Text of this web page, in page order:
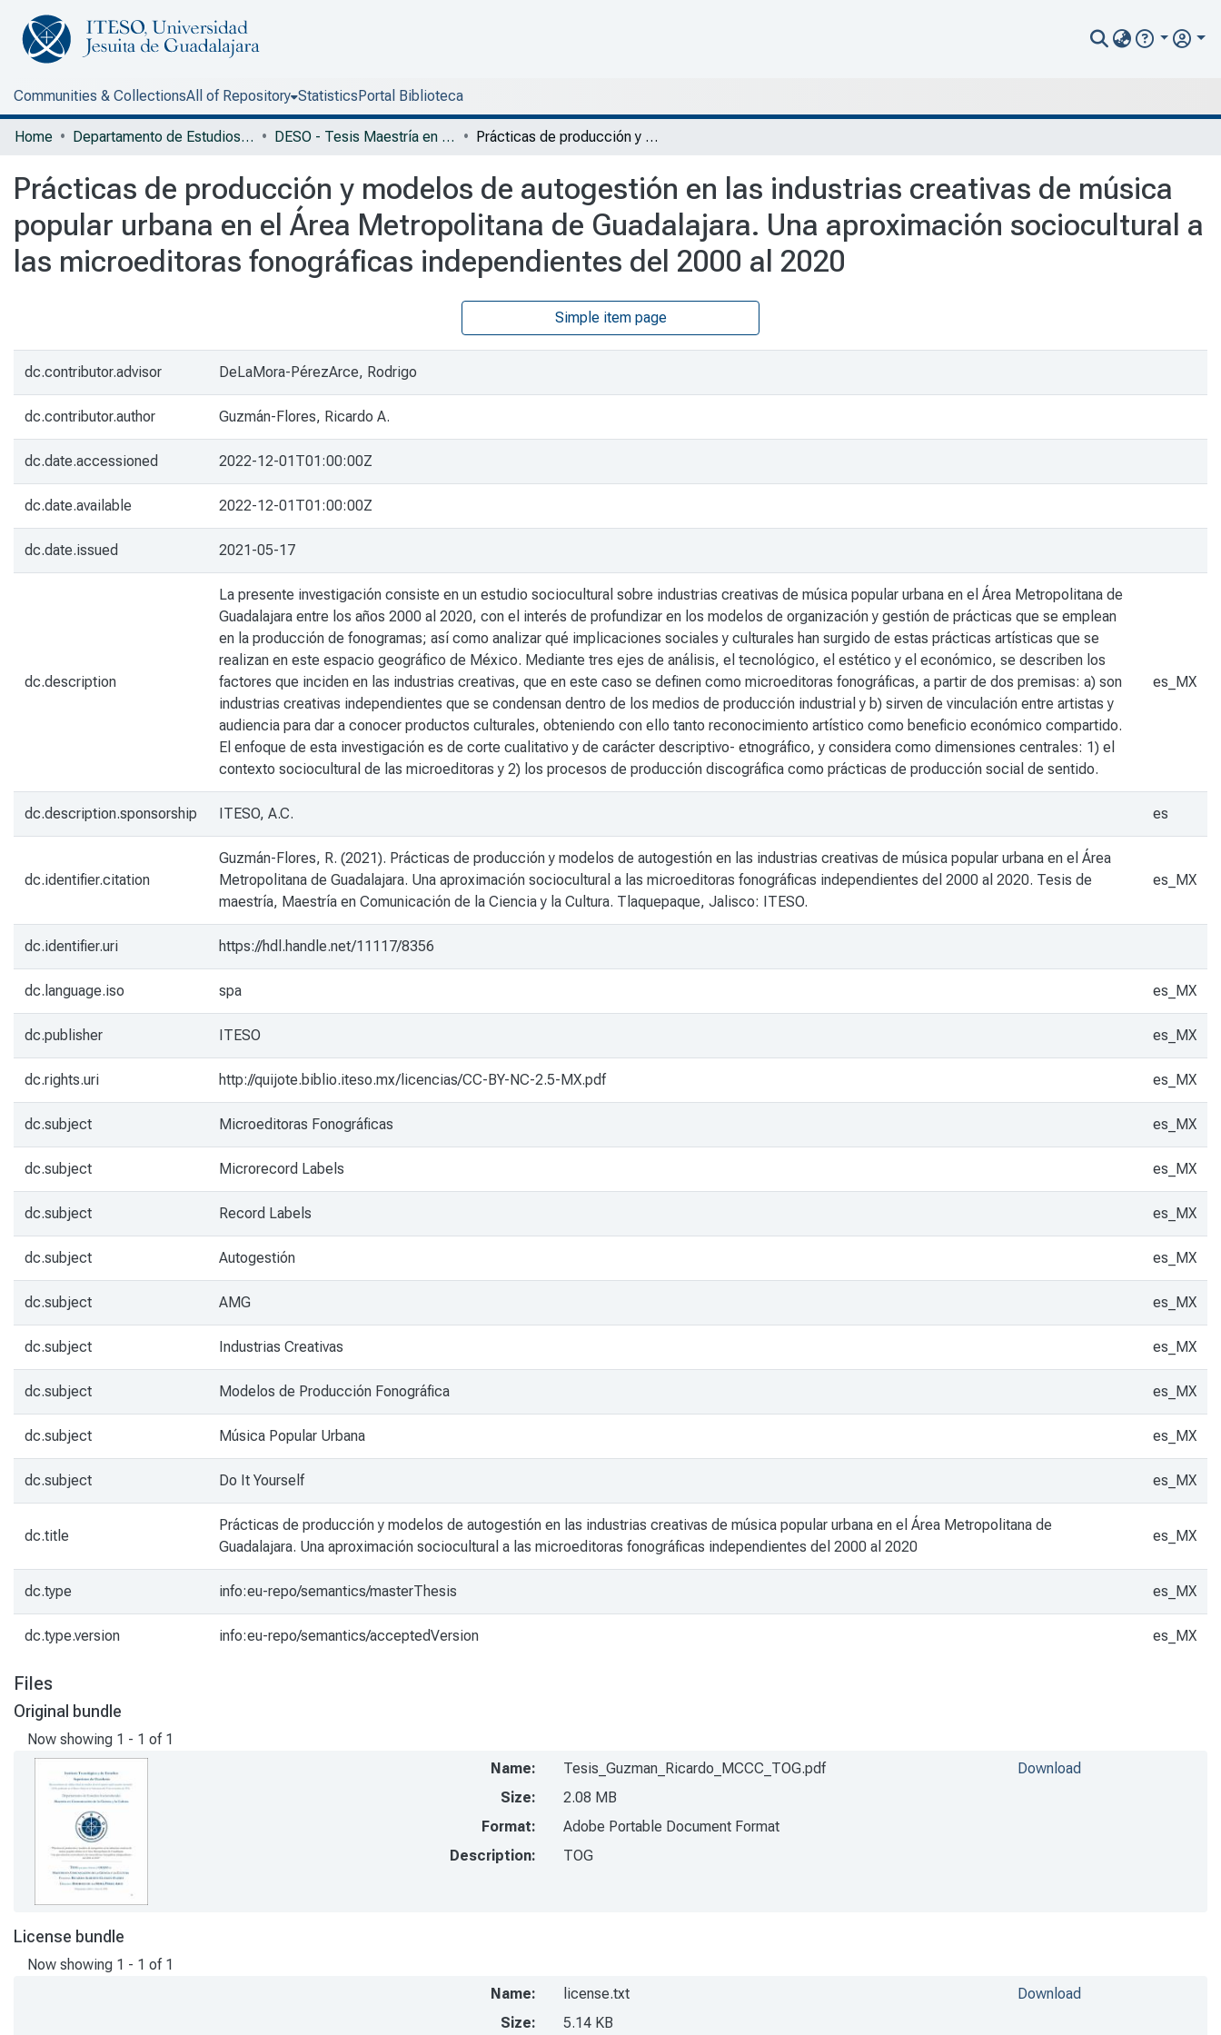
Communities & CollectionsAll of Repository StatisticsPortal Biblioteca
Home Departamento de Estudios Socioculturales DESO - Tesis Maestría en Comunicación y Cultura Prácticas de producción y modelos de autogestión en las industrias creativas de música popular urbana en el Área Metropolitana de Guadalajara. Una aproximación sociocultural a las microeditoras fonográficas independientes del 2000 al 2020
Prácticas de producción y modelos de autogestión en las industrias creativas de música
popular urbana en el Área Metropolitana de Guadalajara. Una aproximación sociocultural a
las microeditoras fonográficas independientes del 2000 al 2020
Simple item page
dc.contributor.advisor DeLaMora-PérezArce, Rodrigo
dc.contributor.author Guzmán-Flores, Ricardo A.
dc.date.accessioned 2022-12-01T01:00:00Z
dc.date.available 2022-12-01T01:00:00Z
dc.date.issued 2021-05-17
dc.description
La presente investigación consiste en un estudio sociocultural sobre industrias creativas de música popular urbana en el Área Metropolitana de
Guadalajara entre los años 2000 al 2020, con el interés de profundizar en los modelos de organización y gestión de prácticas que se emplean
en la producción de fonogramas; así como analizar qué implicaciones sociales y culturales han surgido de estas prácticas artísticas que se
realizan en este espacio geográfico de México. Mediante tres ejes de análisis, el tecnológico, el estético y el económico, se describen los
factores que inciden en las industrias creativas, que en este caso se definen como microeditoras fonográficas, a partir de dos premisas: a) son
industrias creativas independientes que se condensan dentro de los medios de producción industrial y b) sirven de vinculación entre artistas y
audiencia para dar a conocer productos culturales, obteniendo con ello tanto reconocimiento artístico como beneficio económico compartido.
El enfoque de esta investigación es de corte cualitativo y de carácter descriptivo- etnográfico, y considera como dimensiones centrales: 1) el
contexto sociocultural de las microeditoras y 2) los procesos de producción discográfica como prácticas de producción social de sentido.
es_MX
dc.description.sponsorship ITESO, A.C. es
dc.identifier.citation
Guzmán-Flores, R. (2021). Prácticas de producción y modelos de autogestión en las industrias creativas de música popular urbana en el Área
Metropolitana de Guadalajara. Una aproximación sociocultural a las microeditoras fonográficas independientes del 2000 al 2020. Tesis de
maestría, Maestría en Comunicación de la Ciencia y la Cultura. Tlaquepaque, Jalisco: ITESO.
es_MX
dc.identifier.uri https://hdl.handle.net/11117/8356
dc.language.iso spa es_MX
dc.publisher ITESO es_MX
dc.rights.uri http://quijote.biblio.iteso.mx/licencias/CC-BY-NC-2.5-MX.pdf es_MX
dc.subject Microeditoras Fonográficas es_MX
dc.subject Microrecord Labels es_MX
dc.subject Record Labels es_MX
dc.subject Autogestión es_MX
dc.subject AMG es_MX
dc.subject Industrias Creativas es_MX
dc.subject Modelos de Producción Fonográfica es_MX
dc.subject Música Popular Urbana es_MX
dc.subject Do It Yourself es_MX
dc.title
Prácticas de producción y modelos de autogestión en las industrias creativas de música popular urbana en el Área Metropolitana de
Guadalajara. Una aproximación sociocultural a las microeditoras fonográficas independientes del 2000 al 2020
es_MX
dc.type info:eu-repo/semantics/masterThesis es_MX
dc.type.version info:eu-repo/semantics/acceptedVersion es_MX
Files
Original bundle
Now showing 1 - 1 of 1
Name:
Tesis_Guzman_Ricardo_MCCC_TOG.pdf
Size:
2.08 MB
Format:
Adobe Portable Document Format
Description:
TOG
Download
License bundle
Now showing 1 - 1 of 1
Name:
license.txt
Size:
5.14 KB
Download